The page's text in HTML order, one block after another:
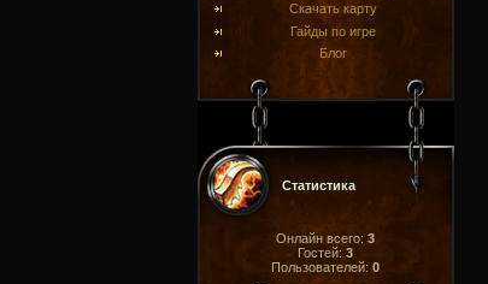
Скачать карту
Гайды по игре
Блог
Статистика
Онлайн всего: 3
Гостей: 3
Пользователей: 0